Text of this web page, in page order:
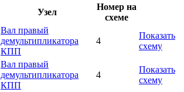
Узел
Номер на
схеме
Вал правый
демультипликатора
КПП
4
Показать
схему
Вал правый
демультипликатора
КПП
4
Показать
схему